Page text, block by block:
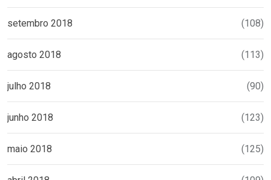
setembro 2018 (108)
agosto 2018 (113)
julho 2018 (90)
junho 2018 (123)
maio 2018 (125)